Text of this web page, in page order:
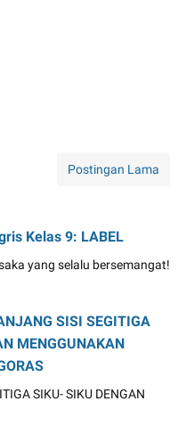
Postingan Lama
Kelas 9: LABEL
yang selalu bersemangat!
SISI SEGITIGA
MENGGUNAKAN
SIKU- SIKU DENGAN